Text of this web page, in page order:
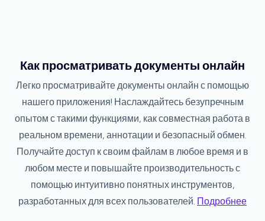
Как просматривать документы онлайн
Легко просматривайте документы онлайн с помощью
нашего приложения! Наслаждайтесь безупречным
опытом с такими функциями, как совместная работа в
реальном времени, аннотации и безопасный обмен.
Получайте доступ к своим файлам в любое время и в
любом месте и повышайте производительность с
помощью интуитивно понятных инструментов,
разработанных для всех пользователей. Подробнее